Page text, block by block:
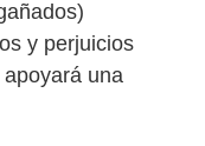
y perjuicios
una